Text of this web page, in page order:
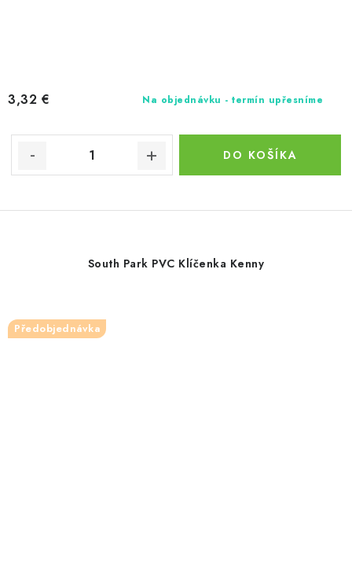
Na objednávku - termín upřesníme
3,32 €
DO KOŠÍKA
South Park PVC Klíčenka Kenny
Předobjednávka